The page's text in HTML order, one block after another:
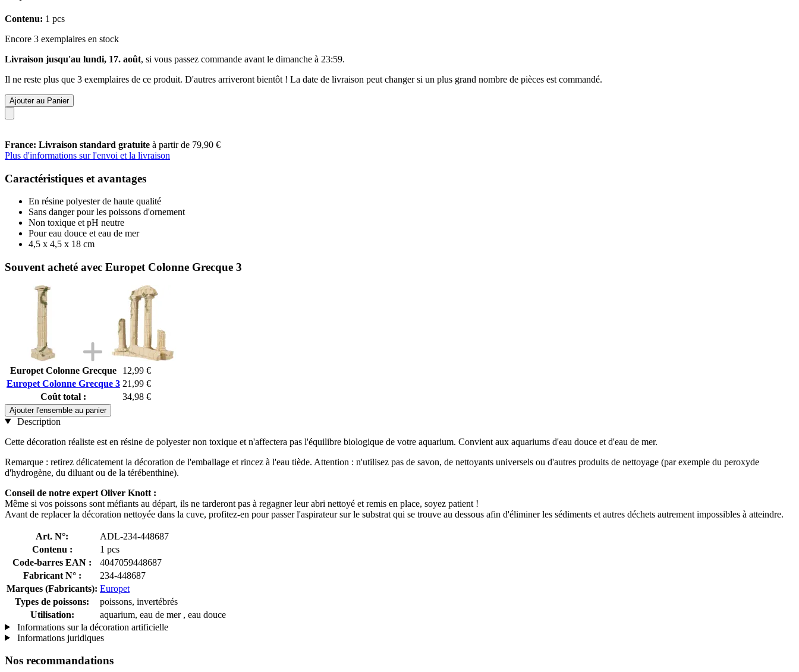
Contenu: 1 pcs
Encore 3 exemplaires en stock
Livraison jusqu'au lundi, 17. août, si vous passez commande avant le dimanche à 23:59.
Il ne reste plus que 3 exemplaires de ce produit. D'autres arriveront bientôt ! La date de livraison peut changer si un plus grand nombre de pièces est commandé.
Ajouter au Panier
France: Livraison standard gratuite à partir de 79,90 €
Plus d'informations sur l'envoi et la livraison
Caractéristiques et avantages
En résine polyester de haute qualité
Sans danger pour les poissons d'ornement
Non toxique et pH neutre
Pour eau douce et eau de mer
4,5 x 4,5 x 18 cm
Souvent acheté avec Europet Colonne Grecque 3
Europet Colonne Grecque
12,99 €
Europet Colonne Grecque 3 21,99 €
Coût total :
34,98 €
Ajouter l'ensemble au panier
Description
Cette décoration réaliste est en résine de polyester non toxique et n'affectera pas l'équilibre biologique de votre aquarium. Convient aux aquariums d'eau douce et d'eau de mer.
Remarque : retirez délicatement la décoration de l'emballage et rincez à l'eau tiède. Attention : n'utilisez pas de savon, de nettoyants universels ou d'autres produits de nettoyage (par exemple du peroxyde
d'hydrogène, du diluant ou de la térébenthine).
Conseil de notre expert Oliver Knott :
Même si vos poissons sont méfiants au départ, ils ne tarderont pas à regagner leur abri nettoyé et remis en place, soyez patient !
Avant de replacer la décoration nettoyée dans la cuve, profitez-en pour passer l'aspirateur sur le substrat qui se trouve au dessous afin d'éliminer les sédiments et autres déchets autrement impossibles à atteindre.
Art. N°:
ADL-234-448687
Contenu :
1 pcs
Code-barres EAN :
4047059448687
Fabricant N° :
234-448687
Marques (Fabricants): Europet
Types de poissons:
poissons, invertébrés
Utilisation:
aquarium, eau de mer , eau douce
Informations sur la décoration artificielle
Informations juridiques
Nos recommandations